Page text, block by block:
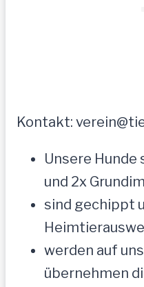
Kontakt:
Unsere
und 2x
sind gechippt
werden auf
übernehmen